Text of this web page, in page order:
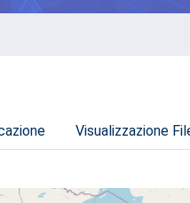
Visualizzazione